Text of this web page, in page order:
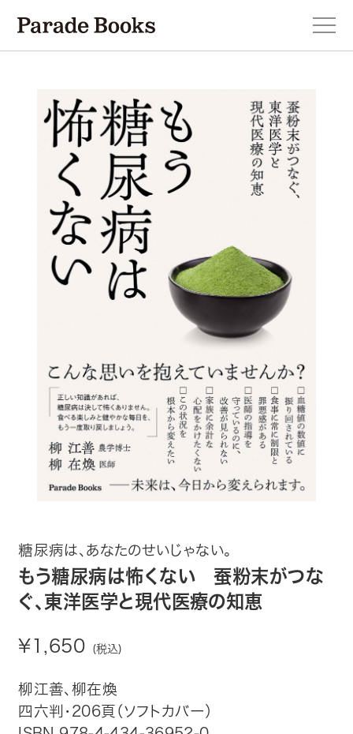
本を探す
新刊・近刊のお知らせ
おすすめ！この一冊。
小説
エッセイ・詩・ノンフィクション
趣味・カルチャー
生活・健康
論文・学術書・参考書
絵本・児童書
社会・思想・哲学
写真集
電子書籍
ご案内
糖尿病は、あなたのせいじゃない。
もう糖尿病は怖くない 蚕粉末がつな
ぐ、東洋医学と現代医療の知恵
¥1,650 (税込)
柳江善、柳在煥
四六判・206頁（ソフトカバー）